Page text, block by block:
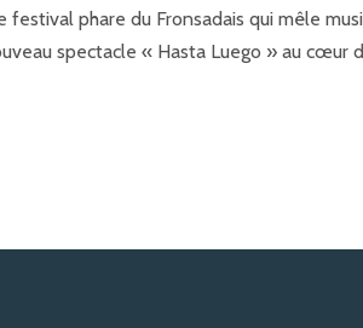
phare du Fronsadais qui mêle
spectacle « Hasta Luego » au